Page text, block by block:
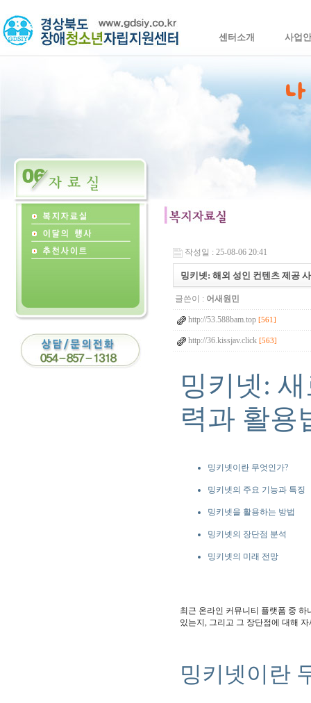
센터소개 사업
작성일 : 25-08-06 20:41
밍키넷: 해외 성인 컨텐츠 제공
글쓴이 : 어새원민
http://53.588bam.top [561]
http://36.kissjav.click [563]
밍키넷:
력과 활용
밍키넷이란 무엇인가?
밍키넷의 주요 기능과 특징
밍키넷을 활용하는 방법
밍키넷의 장단점 분석
밍키넷의 미래 전망
최근 온라인 커뮤니티 플랫폼 중 하
있는지, 그리고 그 장단점에 대해
밍키넷이란